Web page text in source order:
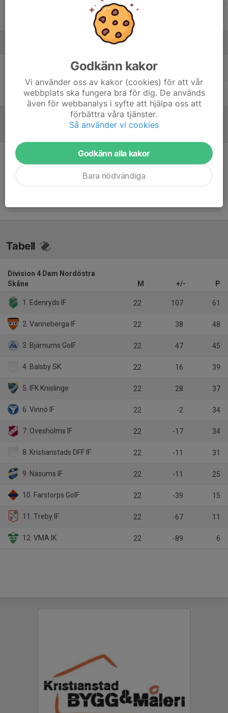
9. Signe Silfverberg
Daniel JohnssonTränare
Emil Svensson Lagledare
Inget referat skrivet
Tabell
Division 4 Dam Nordöstra
Skåne
M +/- P
1. Edenryds IF 22 107 61
2. Vanneberga IF 22 38 48
3. Bjärnums GoIF 22 47 45
4. Balsby SK 22 16 39
5. IFK Knislinge 22 28 37
6. Vinnö IF 22 -2 34
7. Ovesholms IF 22 -17 34
8. Kristianstads DFF IF 22 -11 31
9. Näsums IF 22 -11 25
10. Farstorps GoIF 22 -39 15
11. Treby IF 22 -67 11
12. VMA IK 22 -89 6
Godkänn kakor
Vi använder oss av kakor (cookies) för att vår
webbplats ska fungera bra för dig. De används
även för webbanalys i syfte att hjälpa oss att
förbättra våra tjänster.
Så använder vi cookies
Godkänn alla kakor
Bara nödvändiga